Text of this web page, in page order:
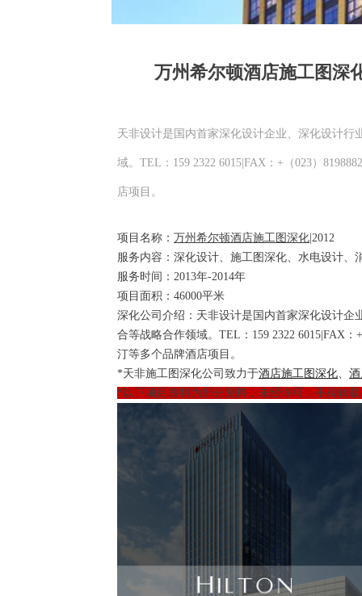
万州希尔顿酒店施工图深
天非设计是国内首家深化设计企业、深化设计
域。TEL：159 2322 6015|FAX：+（023）
店项目。
项目名称： 万州希尔顿酒店施工图深化 |2012
服务内容：深化设计、施工图深化、水电设计、
服务时间：2013年-2014年
项目面积：46000平米
深化公司介绍：天非设计是国内首家深化设计
合等战略合作领域。TEL：159 2322 6015|FAX
汀等多个品牌酒店项目。
*天非施工图深化公司致力于酒店施工图深化、
*以下项目资料为部分资料，未经许可，不得转